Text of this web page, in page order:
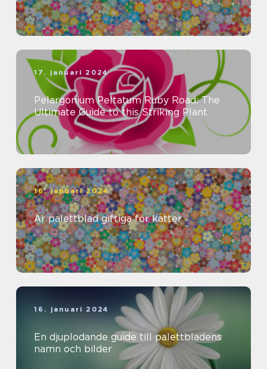
17. januari 2024
Pelargonium Peltatum Ruby Road: The
Ultimate Guide to this Striking Plant
16. januari 2024
Är palettblad giftiga för katter
16. januari 2024
En djuplodande guide till palettbladens
namn och bilder